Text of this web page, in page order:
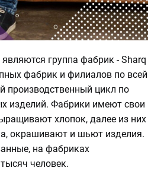
группа фабрик - Sharq
фабрик и филиалов по всей
производственный цикл по
изделий. Фабрики имеют свои
хлопок, далее из них
окрашивают и шьют изделия.
на фабриках
человек.